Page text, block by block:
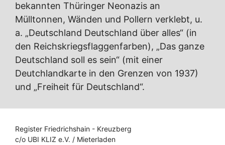
bekannten Thüringer Neonazis an
Mülltonnen, Wänden und Pollern verklebt, u.
a. „Deutschland Deutschland über alles“ (in
den Reichskriegsflaggenfarben), „Das ganze
Deutschland soll es sein“ (mit einer
Deutchlandkarte in den Grenzen von 1937)
und „Freiheit für Deutschland“.
Register Friedrichshain - Kreuzberg
c/o UBI KLIZ e.V. / Mieterladen